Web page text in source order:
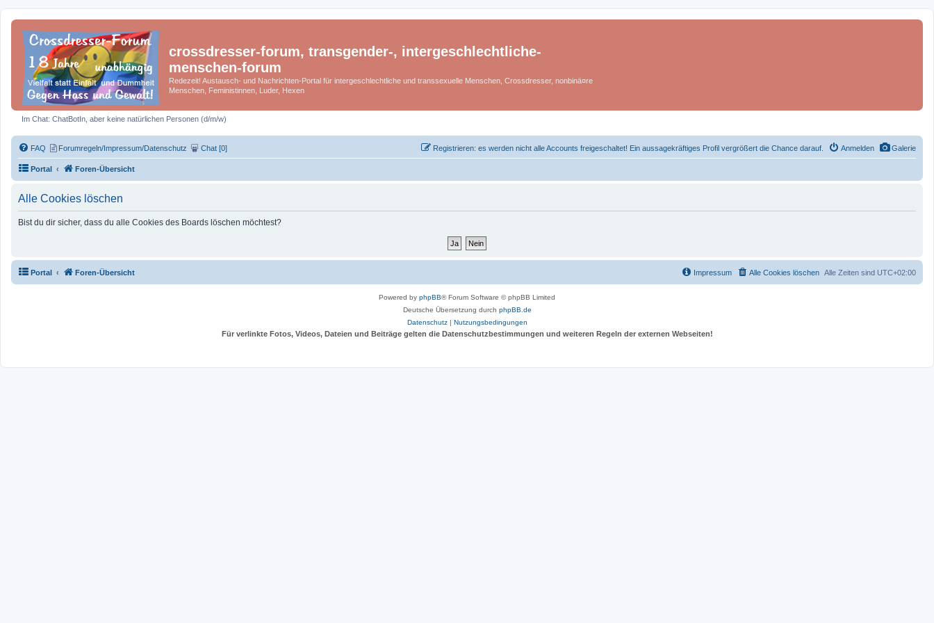
crossdresser-forum, transgender-, intergeschlechtliche-
menschen-forum
Redezeit! Austausch- und Nachrichten-Portal für intergeschlechtliche und transsexuelle Menschen, Crossdresser, nonbinä¤re
Menschen, Feministinnen, Luder, Hexen
Im Chat: ChatBotIn, aber keine natürlichen Personen (d/m/w)
Galerie
FAQ Forumregeln/Impressum/Datenschutz Chat [0] Anmelden
Registrieren: es werden nicht alle Accounts freigeschaltet! Ein aussagekräftiges Profil vergrößert die Chance darauf.
Portal Foren-Übersicht
Alle Cookies löschen
Bist du dir sicher, dass du alle Cookies des Boards löschen möchtest?
Portal Foren-Übersicht Alle Zeiten sind UTC+02:00
Alle Cookies löschen
Impressum
Powered by phpBB® Forum Software © phpBB Limited
Deutsche Übersetzung durch phpBB.de
Datenschutz| Nutzungsbedingungen
Für verlinkte Fotos, Videos, Dateien und Beiträge gelten die Datenschutzbestimmungen und weiteren Regeln der externen Webseiten!